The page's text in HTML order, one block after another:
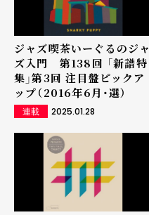
ジャズ喫茶いーぐるのジャ
ズ入門 第138回 「新譜特
集」第3回 注目盤ピックア
ップ（2016年6月・選）
連載 2025.01.28